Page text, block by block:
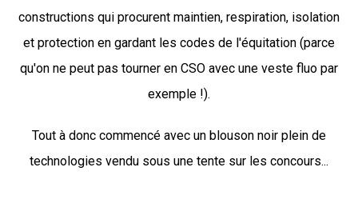
constructions qui procurent maintien, respiration, isolation
et protection en gardant les codes de l'équitation (parce
qu'on ne peut pas tourner en CSO avec une veste fluo par
exemple !).
Tout à donc commencé avec un blouson noir plein de
technologies vendu sous une tente sur les concours...